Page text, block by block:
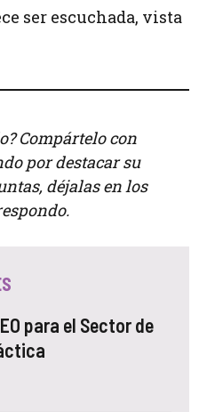
ser escuchada, vista
Compártelo con
por destacar su
déjalas en los
para el Sector de